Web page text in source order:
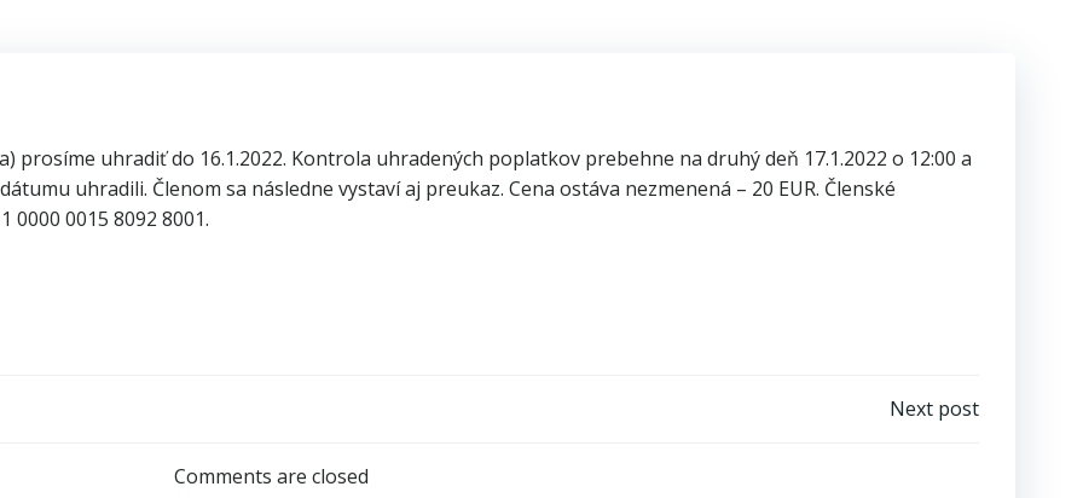
prosíme uhradiť do 16.1.2022. Kontrola uhradených poplatkov prebehne na druhý deň 17.1.2022 o 12:00 a
uhradili. Členom sa následne vystaví aj preukaz. Cena ostáva nezmenená – 20 EUR. Členské
0015 8092 8001.
navigation
Next post
Comments are closed